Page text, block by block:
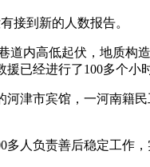
接到新的人数报告。
内高低起伏，地质构
已经进行了100多个小
津市宾馆，一河南籍
人负责善后稳定工作